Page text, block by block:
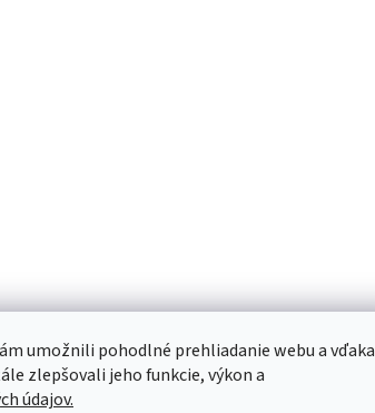
umožnili pohodlné prehliadanie webu a vďaka
zlepšovali jeho funkcie, výkon a
údajov.